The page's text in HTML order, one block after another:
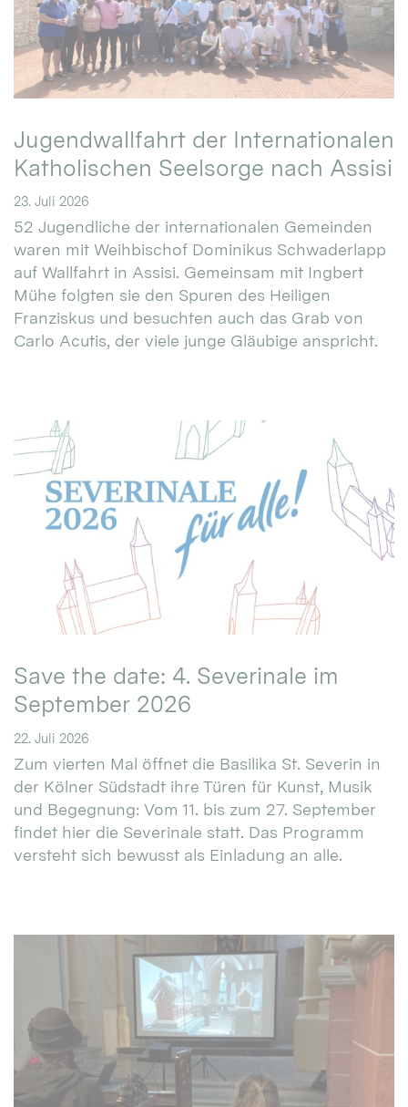
Jugendwallfahrt der Internationalen
Katholischen Seelsorge nach Assisi
23. Juli 2026
52 Jugendliche der internationalen Gemeinden
waren mit Weihbischof Dominikus Schwaderlapp
auf Wallfahrt in Assisi. Gemeinsam mit Ingbert
Mühe folgten sie den Spuren des Heiligen
Franziskus und besuchten auch das Grab von
Carlo Acutis, der viele junge Gläubige anspricht.
Save the date: 4. Severinale im
September 2026
22. Juli 2026
Zum vierten Mal öffnet die Basilika St. Severin in
der Kölner Südstadt ihre Türen für Kunst, Musik
und Begegnung: Vom 11. bis zum 27. September
findet hier die Severinale statt. Das Programm
versteht sich bewusst als Einladung an alle.